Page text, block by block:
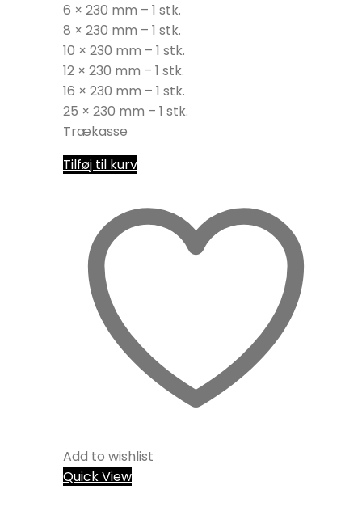
6 × 230 mm – 1 stk.
8 × 230 mm – 1 stk.
10 × 230 mm – 1 stk.
12 × 230 mm – 1 stk.
16 × 230 mm – 1 stk.
25 × 230 mm – 1 stk.
Trækasse
Tilføj til kurv
Add to wishlist
Quick View